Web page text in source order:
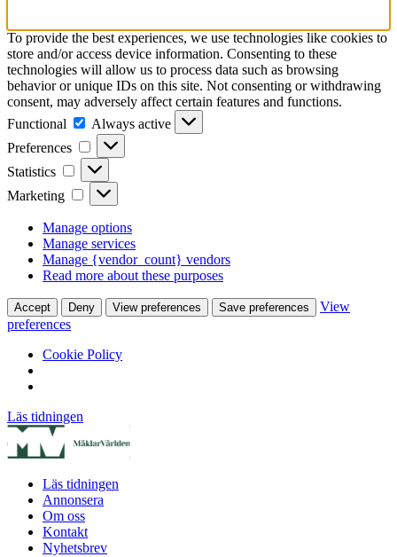
To provide the best experiences, we use technologies like cookies to
store and/or access device information. Consenting to these
technologies will allow us to process data such as browsing
behavior or unique IDs on this site. Not consenting or withdrawing
consent, may adversely affect certain features and functions.
Functional
Functional
Always active
Preferences
Preferences
Statistics Statistics
Marketing Marketing
Manage options
Manage services
Manage {vendor_count} vendors
Read more about these purposes
Accept Deny View preferences Save preferences
View
preferences
Cookie Policy
Läs tidningen
Läs tidningen
Annonsera
Om oss
Kontakt
Nyhetsbrev